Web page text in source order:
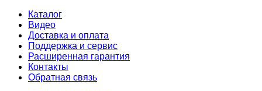
Каталог
Видео
Доставка и оплата
Поддержка и сервис
Расширенная гарантия
Контакты
Обратная связь